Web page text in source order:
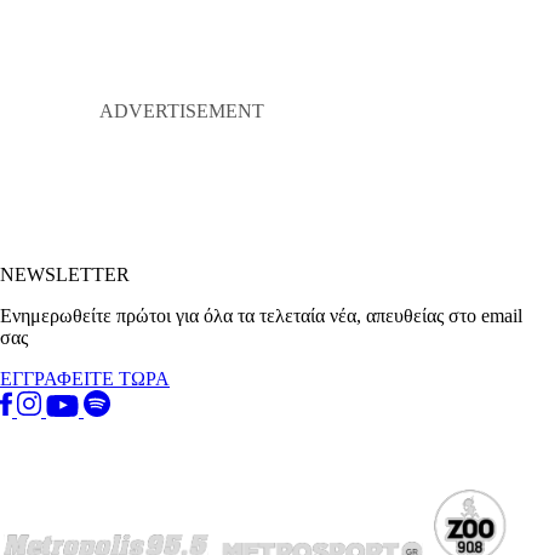
NEWSLETTER
Ενημερωθείτε πρώτοι για όλα τα τελεταία νέα, απευθείας στο email
σας
ΕΓΓΡΑΦΕΙΤΕ ΤΩΡΑ